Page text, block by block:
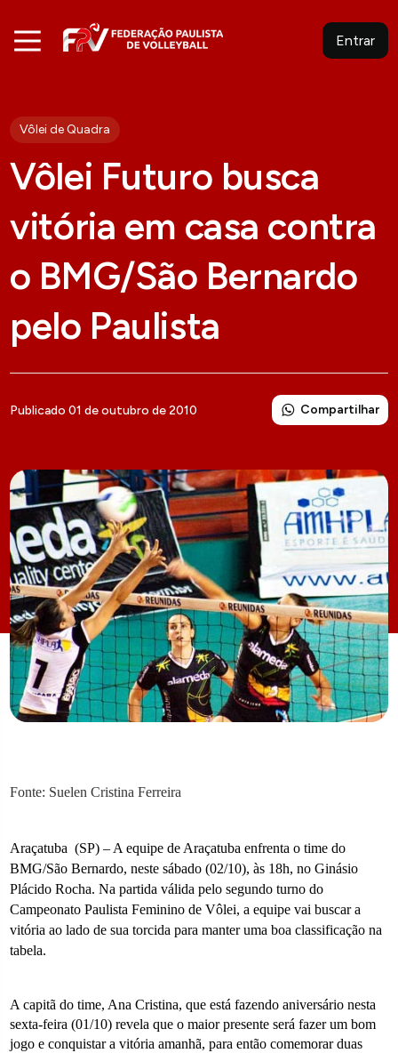
Entrar
Vôlei de Quadra
Vôlei Futuro busca
vitória em casa contra
o BMG/São Bernardo
pelo Paulista
Publicado 01 de outubro de 2010 Compartilhar
Fonte: Suelen Cristina Ferreira
Araçatuba (SP) – A equipe de Araçatuba enfrenta o time do
BMG/São Bernardo, neste sábado (02/10), às 18h, no Ginásio
Plácido Rocha. Na partida válida pelo segundo turno do
Campeonato Paulista Feminino de Vôlei, a equipe vai buscar a
vitória ao lado de sua torcida para manter uma boa classificação na
tabela.
A capitã do time, Ana Cristina, que está fazendo aniversário nesta
sexta-feira (01/10) revela que o maior presente será fazer um bom
jogo e conquistar a vitória amanhã, para então comemorar duas